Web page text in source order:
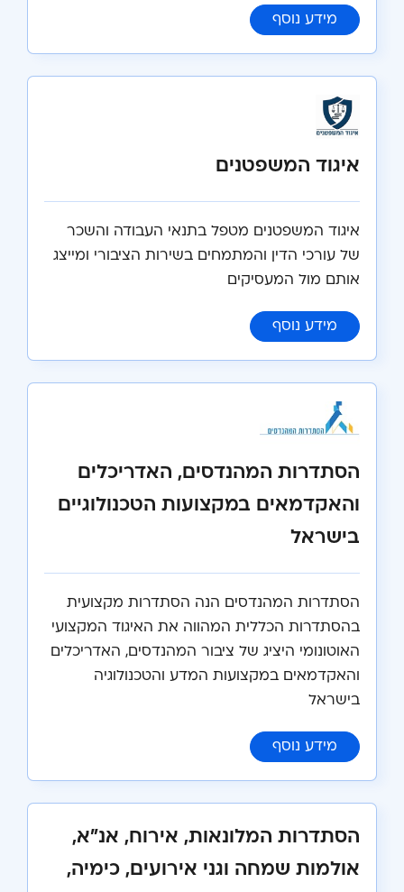
מידע נוסף
: הסתדרות עובדי התעשייה
איגוד המשפטנים
איגוד המשפטנים מטפל בתנאי העבודה והשכר
של עורכי הדין והמתמחים בשירות הציבורי ומייצג
אותם מול המעסיקים
מידע נוסף
: איגוד המשפטנים
הסתדרות המהנדסים, האדריכלים
והאקדמאים במקצועות הטכנולוגיים
בישראל
הסתדרות המהנדסים הנה הסתדרות מקצועית
בהסתדרות הכללית המהווה את האיגוד המקצועי
האוטונומי היציג של ציבור המהנדסים, האדריכלים
והאקדמאים במקצועות המדע והטכנולוגיה
בישראל
מידע נוסף
: הסתדרות המהנדסים, האדריכלים
הסתדרות המלונאות, אירוח, אנ"א,
אולמות שמחה וגני אירועים, כימיה,